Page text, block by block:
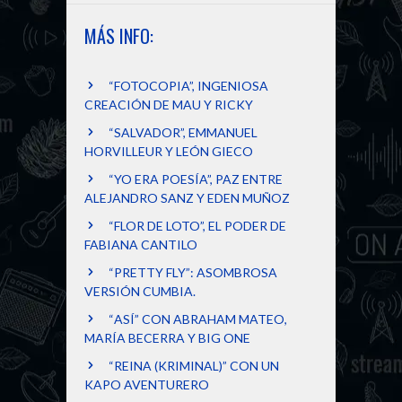
MÁS INFO:
“FOTOCOPIA”, INGENIOSA
CREACIÓN DE MAU Y RICKY
“SALVADOR”, EMMANUEL
HORVILLEUR Y LEÓN GIECO
“YO ERA POESÍA”, PAZ ENTRE
ALEJANDRO SANZ Y EDEN MUÑOZ
“FLOR DE LOTO”, EL PODER DE
FABIANA CANTILO
“PRETTY FLY”: ASOMBROSA
VERSIÓN CUMBIA.
“ASÍ” CON ABRAHAM MATEO,
MARÍA BECERRA Y BIG ONE
“REINA (KRIMINAL)” CON UN
KAPO AVENTURERO